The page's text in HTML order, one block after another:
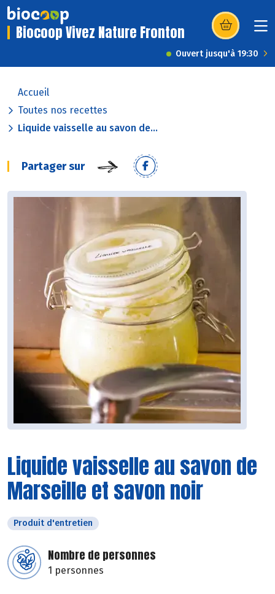
Biocoop Vivez Nature Fronton (s’ouvre dans
Ouvert jusqu'à 19:30
Accueil
Toutes nos recettes
Liquide vaisselle au savon de...
Partager sur
Liquide vaisselle au savon de
Marseille et savon noir
Produit d'entretien
Nombre de personnes
1 personnes